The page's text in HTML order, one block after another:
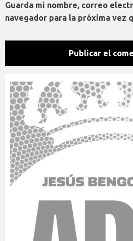
Guarda mi nombre, correo
navegador para la próxima vez